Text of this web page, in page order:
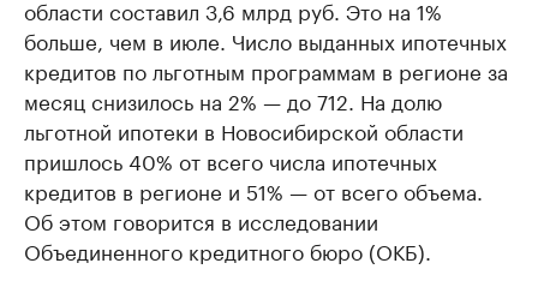
области составил 3,6 млрд руб. Это на 1%
больше, чем в июле. Число выданных ипотечных
кредитов по льготным программам в регионе за
месяц снизилось на 2% — до 712. На долю
льготной ипотеки в Новосибирской области
пришлось 40% от всего числа ипотечных
кредитов в регионе и 51% — от всего объема.
Об этом говорится в исследовании
Объединенного кредитного бюро (ОКБ).